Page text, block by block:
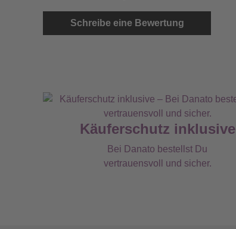
Schreibe eine Bewertung
Käuferschutz inklusive
Bei Danato bestellst Du
vertrauensvoll und sicher.